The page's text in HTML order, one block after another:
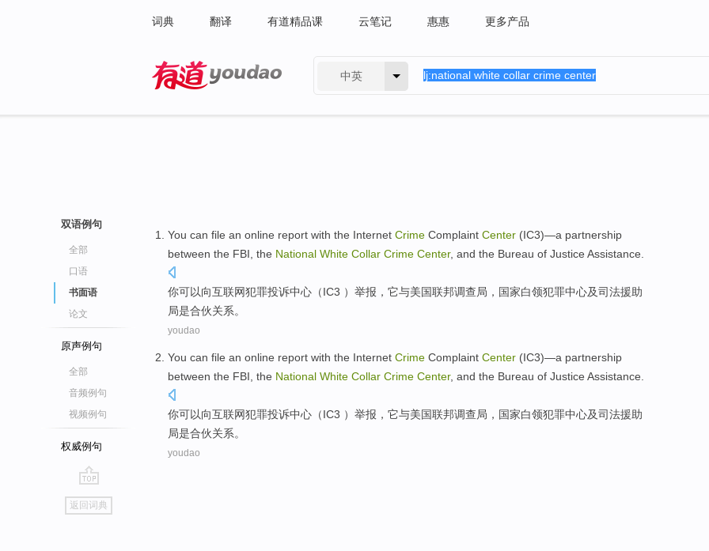
词典 翻译 有道精品课 云笔记 惠惠 更多产品
中英
双语例句
全部
口语
书面语
论文
原声例句
全部
音频例句
视频例句
权威例句
go
top
返回词典
You can file an online report with the Internet Crime Complaint Center (IC3)—a partnership
between the FBI , the National White Collar Crime Center, and the Bureau of Justice Assistance
你可以向互联网犯罪投诉中心 （IC3 ） 举报 ，它与美国联邦调查局 ， 国家白领犯罪中心及司法援助
局是合伙关系。
youdao
You can file an online report with the Internet Crime Complaint Center (IC3)—a partnership
between the FBI , the National White Collar Crime Center, and the Bureau of Justice Assistance
你可以向互联网犯罪投诉中心 （IC3 ） 举报 ，它与美国联邦调查局 ， 国家白领犯罪中心及司法援助
局是合伙关系。
youdao